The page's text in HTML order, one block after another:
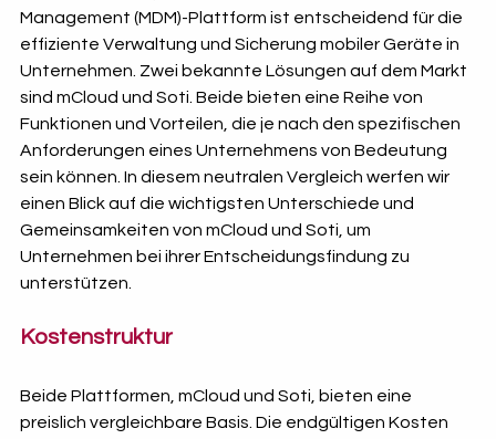
Management (MDM)-Plattform ist entscheidend für die
effiziente Verwaltung und Sicherung mobiler Geräte in
Unternehmen. Zwei bekannte Lösungen auf dem Markt
sind mCloud und Soti. Beide bieten eine Reihe von
Funktionen und Vorteilen, die je nach den spezifischen
Anforderungen eines Unternehmens von Bedeutung
sein können. In diesem neutralen Vergleich werfen wir
einen Blick auf die wichtigsten Unterschiede und
Gemeinsamkeiten von mCloud und Soti, um
Unternehmen bei ihrer Entscheidungsfindung zu
unterstützen.
Kostenstruktur
Beide Plattformen, mCloud und Soti, bieten eine
preislich vergleichbare Basis. Die endgültigen Kosten